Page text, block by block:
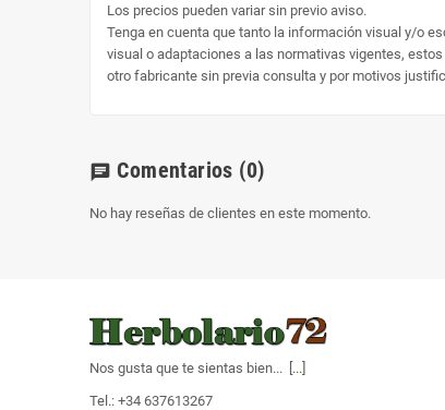
Los precios pueden variar sin previo aviso.
Tenga en cuenta que tanto la información visual y/o
visual o adaptaciones a las normativas vigentes,
otro fabricante sin previa consulta y por motivos
chat Comentarios (0)
No hay reseñas de clientes en este momento.
Nos gusta que te sientas bien... [ ...
Tel.: +34 637613267